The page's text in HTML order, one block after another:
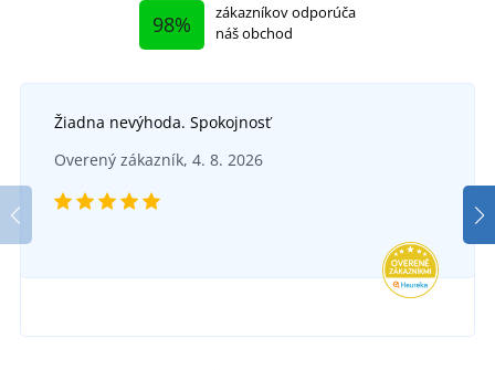
Veľká pikniková deka JN1906
22,05 €
98%
zákazníkov odporúča
náš obchod
Žiadna nevýhoda. Spokojnosť
Overený zákazník, 4. 8. 2026